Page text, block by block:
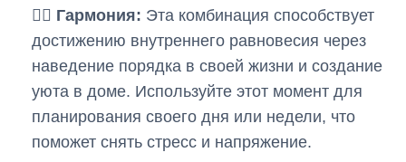
🧘‍♀️ Гармония: Эта комбинация способствует
достижению внутреннего равновесия через
наведение порядка в своей жизни и создание
уюта в доме. Используйте этот момент для
планирования своего дня или недели, что
поможет снять стресс и напряжение.